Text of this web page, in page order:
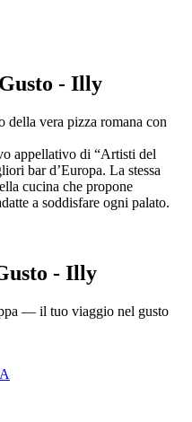
- Illy
della vera pizza romana con
appellativo di “Artisti del
bar d’Europa. La stessa
cucina che propone
a soddisfare ogni palato.
- Illy
— il tuo viaggio nel gusto